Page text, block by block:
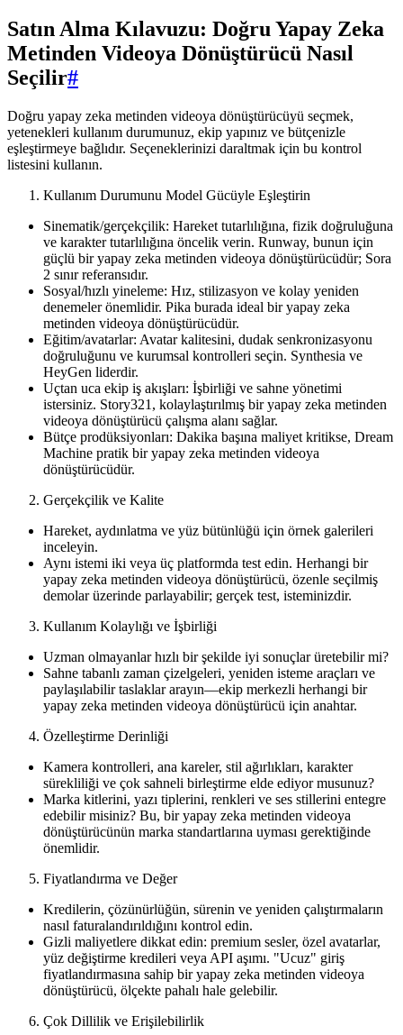
Satın Alma Kılavuzu: Doğru Yapay Zeka
Metinden Videoya Dönüştürücü Nasıl
Seçilir#
Doğru yapay zeka metinden videoya dönüştürücüyü seçmek,
yetenekleri kullanım durumunuz, ekip yapınız ve bütçenizle
eşleştirmeye bağlıdır. Seçeneklerinizi daraltmak için bu kontrol
listesini kullanın.
Kullanım Durumunu Model Gücüyle Eşleştirin
Sinematik/gerçekçilik: Hareket tutarlılığına, fizik doğruluğuna
ve karakter tutarlılığına öncelik verin. Runway, bunun için
güçlü bir yapay zeka metinden videoya dönüştürücüdür; Sora
2 sınır referansıdır.
Sosyal/hızlı yineleme: Hız, stilizasyon ve kolay yeniden
denemeler önemlidir. Pika burada ideal bir yapay zeka
metinden videoya dönüştürücüdür.
Eğitim/avatarlar: Avatar kalitesini, dudak senkronizasyonu
doğruluğunu ve kurumsal kontrolleri seçin. Synthesia ve
HeyGen liderdir.
Uçtan uca ekip iş akışları: İşbirliği ve sahne yönetimi
istersiniz. Story321, kolaylaştırılmış bir yapay zeka metinden
videoya dönüştürücü çalışma alanı sağlar.
Bütçe prodüksiyonları: Dakika başına maliyet kritikse, Dream
Machine pratik bir yapay zeka metinden videoya
dönüştürücüdür.
Gerçekçilik ve Kalite
Hareket, aydınlatma ve yüz bütünlüğü için örnek galerileri
inceleyin.
Aynı istemi iki veya üç platformda test edin. Herhangi bir
yapay zeka metinden videoya dönüştürücü, özenle seçilmiş
demolar üzerinde parlayabilir; gerçek test, isteminizdir.
Kullanım Kolaylığı ve İşbirliği
Uzman olmayanlar hızlı bir şekilde iyi sonuçlar üretebilir mi?
Sahne tabanlı zaman çizelgeleri, yeniden isteme araçları ve
paylaşılabilir taslaklar arayın—ekip merkezli herhangi bir
yapay zeka metinden videoya dönüştürücü için anahtar.
Özelleştirme Derinliği
Kamera kontrolleri, ana kareler, stil ağırlıkları, karakter
sürekliliği ve çok sahneli birleştirme elde ediyor musunuz?
Marka kitlerini, yazı tiplerini, renkleri ve ses stillerini entegre
edebilir misiniz? Bu, bir yapay zeka metinden videoya
dönüştürücünün marka standartlarına uyması gerektiğinde
önemlidir.
Fiyatlandırma ve Değer
Kredilerin, çözünürlüğün, sürenin ve yeniden çalıştırmaların
nasıl faturalandırıldığını kontrol edin.
Gizli maliyetlere dikkat edin: premium sesler, özel avatarlar,
yüz değiştirme kredileri veya API aşımı. "Ucuz" giriş
fiyatlandırmasına sahip bir yapay zeka metinden videoya
dönüştürücü, ölçekte pahalı hale gelebilir.
Çok Dillilik ve Erişilebilirlik